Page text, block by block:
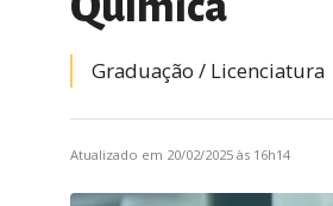
Graduação / licenciatura
Atualizado em 20/02/2025 às 16h14